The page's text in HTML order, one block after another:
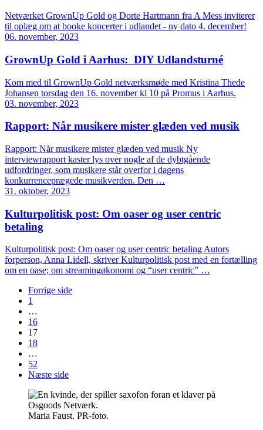
Netværket GrownUp Gold og Dorte Hartmann fra A Mess inviterer
til oplæg om at booke koncerter i udlandet - ny dato 4. december!
06. november, 2023
GrownUp Gold i Aarhus: DIY Udlandsturné
Kom med til GrownUp Gold netværksmøde med Kristina Thede
Johansen torsdag den 16. november kl 10 på Promus i Aarhus.
03. november, 2023
Rapport: Når musikere mister glæden ved musik
Rapport: Når musikere mister glæden ved musik Ny
interviewrapport kaster lys over nogle af de dybtgående
udfordringer, som musikere står overfor i dagens
konkurrenceprægede musikverden. Den …
31. oktober, 2023
Kulturpolitisk post: Om oaser og user centric
betaling
Kulturpolitisk post: Om oaser og user centric betaling Autors
forperson, Anna Lidell, skriver Kulturpolitisk post med en fortælling
om en oase; om streamingøkonomi og “user centric” …
Forrige side
1
…
16
17
18
…
52
Næste side
Maria Faust. PR-foto.